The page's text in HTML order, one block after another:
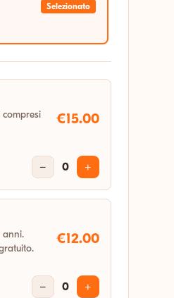
Selezionato
€15.00
− 0 +
anni.
€12.00
− 0 +